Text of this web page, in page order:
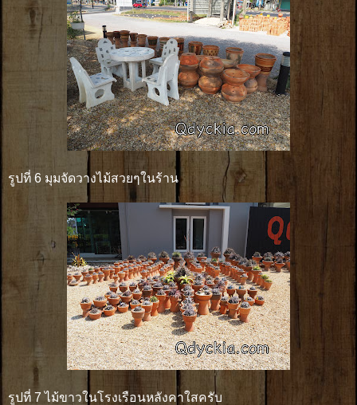
รูปที่ 6 มุมจัดวางไม้สวยๆในร้าน
รูปที่ 7 ไม้ขาวในโรงเรือนหลังคาใสครับ